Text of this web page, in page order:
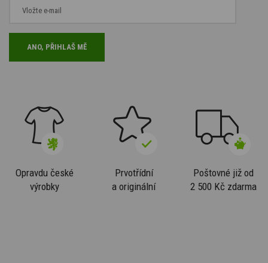
Opravdu české
výrobky
Prvotřídní
a originální
Poštovné již od
2 500 Kč zdarma